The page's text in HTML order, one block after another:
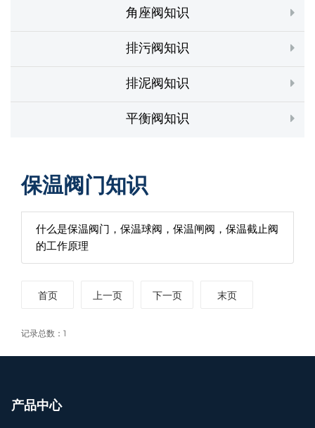
角座阀知识
排污阀知识
排泥阀知识
平衡阀知识
保温阀门知识
什么是保温阀门，保温球阀，保温闸阀，保温截止阀
的工作原理
首页 上一页 下一页 末页
记录总数：1
产品中心